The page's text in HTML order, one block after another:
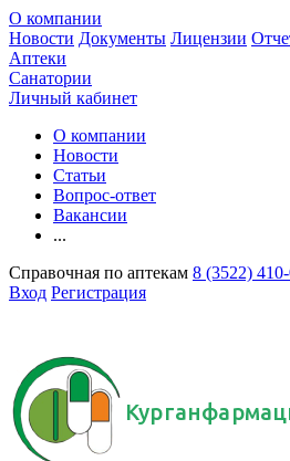
О компании
Новости Документы Лицензии
Аптеки
Санатории
Личный кабинет
О компании
Новости
Статьи
Вопрос-ответ
Вакансии
...
Справочная по аптекам 8 (3522)
Вход Регистрация